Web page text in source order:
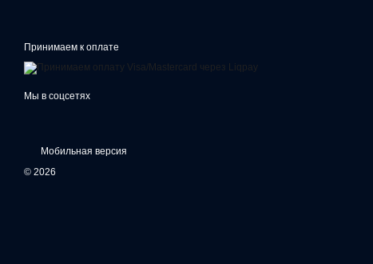
Принимаем к оплате
Мы в соцсетях
Мобильная версия
© 2026